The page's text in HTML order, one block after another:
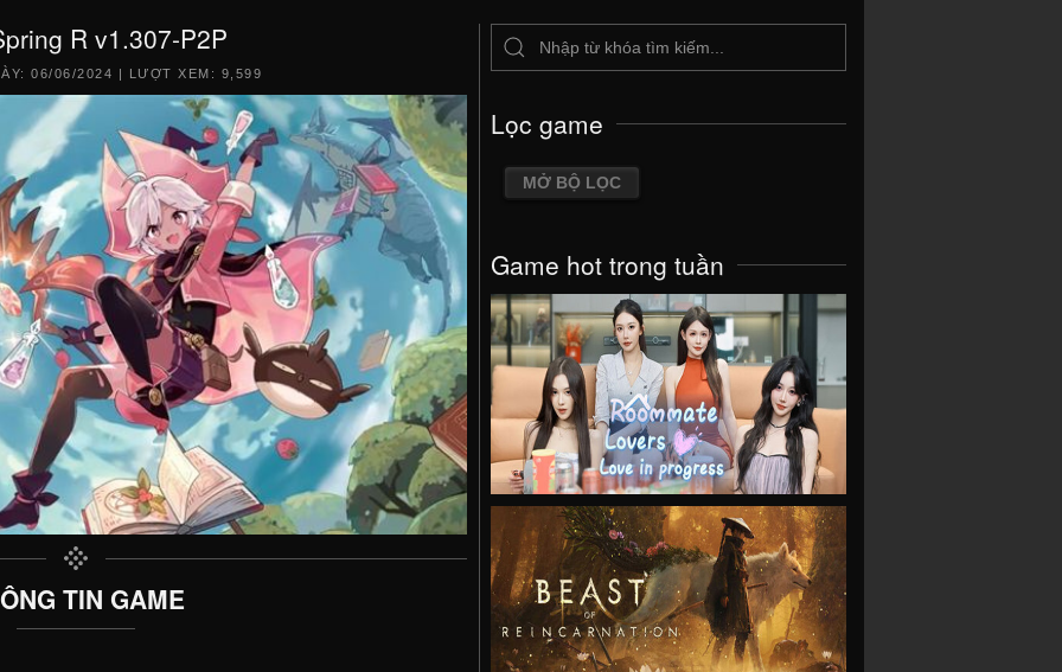
R v1.307-P2P
06/06/2024 | LƯỢT XEM: 9,599
TIN GAME
Lọc game
MỞ BỘ LỌC
Game hot trong tuần
VIEW
VIEW